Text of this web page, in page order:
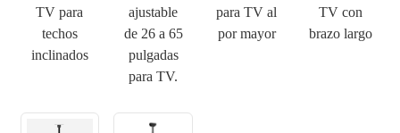
TV para
techos
inclinados
ajustable
de 26 a 65
pulgadas
para TV.
para TV al
por mayor
TV con
brazo largo